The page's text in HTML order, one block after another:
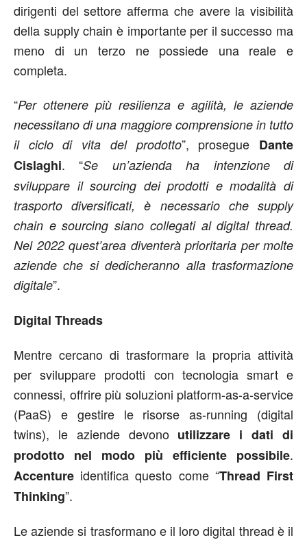
dirigenti del settore afferma che avere la visibilità
della supply chain è importante per il successo ma
meno di un terzo ne possiede una reale e
completa.
“Per ottenere più resilienza e agilità, le aziende
necessitano di una maggiore comprensione in tutto
il ciclo di vita del prodotto”, prosegue Dante
Cislaghi. “Se un’azienda ha intenzione di
sviluppare il sourcing dei prodotti e modalità di
trasporto diversificati, è necessario che supply
chain e sourcing siano collegati al digital thread.
Nel 2022 quest’area diventerà prioritaria per molte
aziende che si dedicheranno alla trasformazione
digitale”.
Digital Threads
Mentre cercano di trasformare la propria attività
per sviluppare prodotti con tecnologia smart e
connessi, offrire più soluzioni platform-as-a-service
(PaaS) e gestire le risorse as-running (digital
twins), le aziende devono utilizzare i dati di
prodotto nel modo più efficiente possibile.
Accenture identifica questo come “Thread First
Thinking”.
Le aziende si trasformano e il loro digital thread è il